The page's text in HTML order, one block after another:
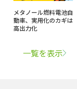
メタノール燃料電池自
動車、実用化のカギは
高出力化
一覧を表示